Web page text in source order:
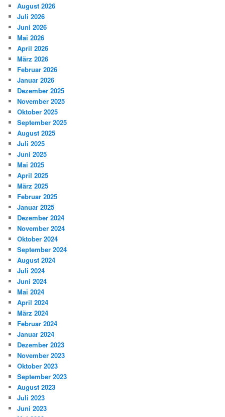
August 2026
Juli 2026
Juni 2026
Mai 2026
April 2026
März 2026
Februar 2026
Januar 2026
Dezember 2025
November 2025
Oktober 2025
September 2025
August 2025
Juli 2025
Juni 2025
Mai 2025
April 2025
März 2025
Februar 2025
Januar 2025
Dezember 2024
November 2024
Oktober 2024
September 2024
August 2024
Juli 2024
Juni 2024
Mai 2024
April 2024
März 2024
Februar 2024
Januar 2024
Dezember 2023
November 2023
Oktober 2023
September 2023
August 2023
Juli 2023
Juni 2023